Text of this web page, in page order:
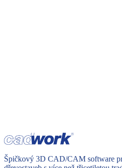
Špičkový 3D CAD/CAM software